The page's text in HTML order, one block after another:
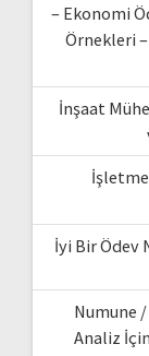
– Ekonomi
Örnekleri
İnşaat
İyi Bir Ödev
Numune
Analiz